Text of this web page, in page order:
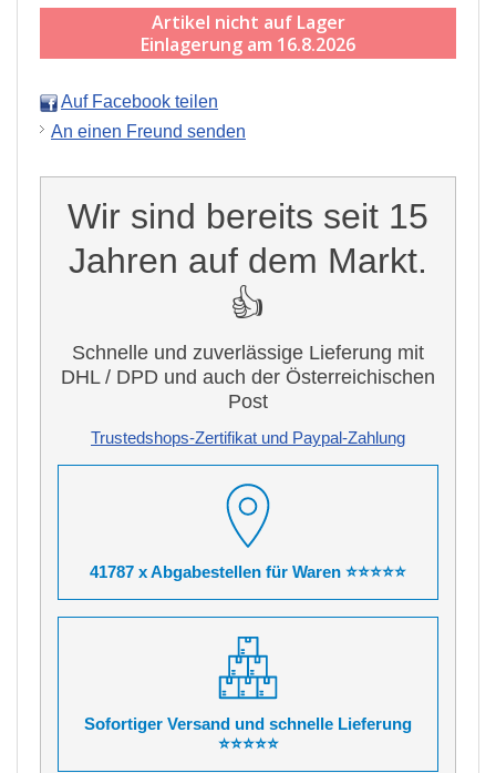
Artikel nicht auf Lager
Einlagerung am 16.8.2026
Auf Facebook teilen
An einen Freund senden
Wir sind bereits seit 15
Jahren auf dem Markt.
👍
Schnelle und zuverlässige Lieferung mit
DHL / DPD und auch der Österreichischen
Post
Trustedshops-Zertifikat und Paypal-Zahlung
41787 x Abgabestellen für Waren ⭐⭐⭐⭐⭐
Sofortiger Versand und schnelle Lieferung
⭐⭐⭐⭐⭐